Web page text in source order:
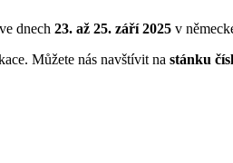
dnech 23. až 25. září 2025 v
Můžete nás navštívit na stánku